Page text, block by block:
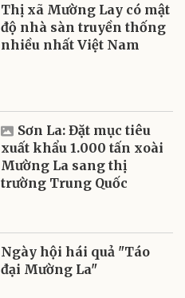
Thị xã Mường Lay có mật
độ nhà sàn truyền thống
nhiều nhất Việt Nam
Sơn La: Đặt mục tiêu
xuất khẩu 1.000 tấn xoài
Mường La sang thị
trường Trung Quốc
Ngày hội hái quả "Táo
đại Mường La"